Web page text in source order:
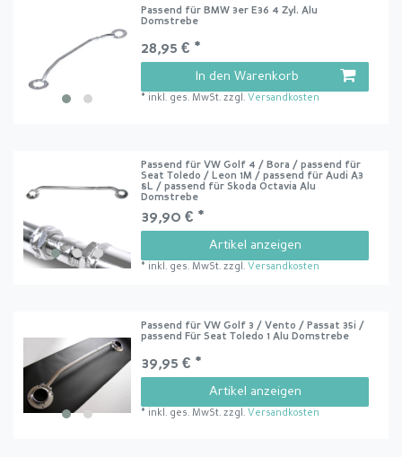
Passend für BMW 3er E36 4 Zyl. Alu
Domstrebe
28,95 € *
In den Warenkorb
* inkl. ges. MwSt. zzgl. Versandkosten
Passend für VW Golf 4 / Bora / passend für
Seat Toledo / Leon 1M / passend für Audi A3
8L / passend für Skoda Octavia Alu
Domstrebe
39,90 € *
Artikel anzeigen
* inkl. ges. MwSt. zzgl. Versandkosten
Passend für VW Golf 3 / Vento / Passat 35i /
passend Für Seat Toledo 1 Alu Domstrebe
39,95 € *
Artikel anzeigen
* inkl. ges. MwSt. zzgl. Versandkosten